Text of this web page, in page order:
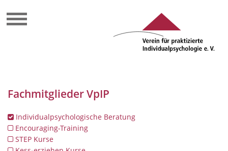
Fachmitglieder VpIP
Individualpsychologische Beratung
Encouraging-Training
STEP Kurse